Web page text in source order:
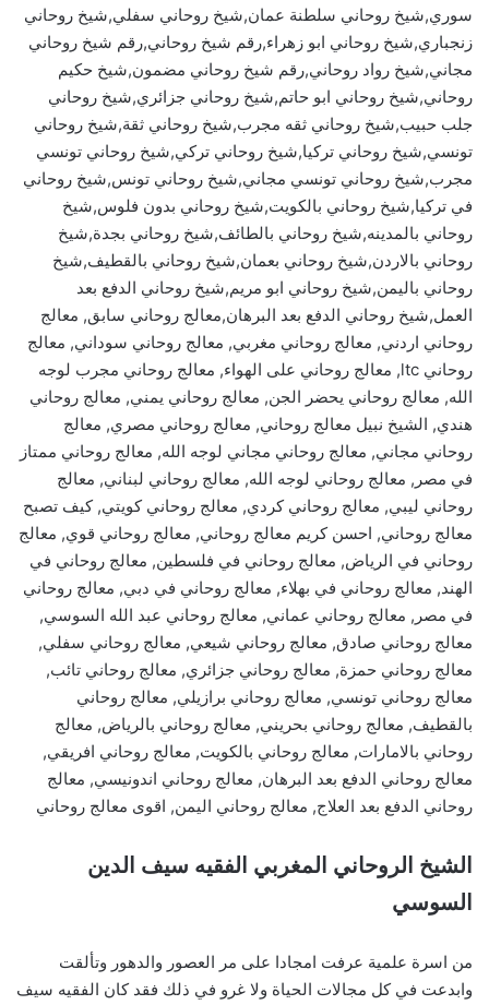
سوري,شيخ روحاني سلطنة عمان,شيخ روحاني سفلي,شيخ روحاني
زنجباري,شيخ روحاني ابو زهراء,رقم شيخ روحاني,رقم شيخ روحاني
مجاني,شيخ رواد روحاني,رقم شيخ روحاني مضمون,شيخ حكيم
روحاني,شيخ روحاني ابو حاتم,شيخ روحاني جزائري,شيخ روحاني
جلب حبيب,شيخ روحاني ثقه مجرب,شيخ روحاني ثقة,شيخ روحاني
تونسي,شيخ روحاني تركيا,شيخ روحاني تركي,شيخ روحاني تونسي
مجرب,شيخ روحاني تونسي مجاني,شيخ روحاني تونس,شيخ روحاني
في تركيا,شيخ روحاني بالكويت,شيخ روحاني بدون فلوس,شيخ
روحاني بالمدينه,شيخ روحاني بالطائف,شيخ روحاني بجدة,شيخ
روحاني بالاردن,شيخ روحاني بعمان,شيخ روحاني بالقطيف,شيخ
روحاني باليمن,شيخ روحاني ابو مريم,شيخ روحاني الدفع بعد
العمل,شيخ روحاني الدفع بعد البرهان,معالج روحاني سابق, معالج
روحاني اردني, معالج روحاني مغربي, معالج روحاني سوداني, معالج
روحاني ltc, معالج روحاني على الهواء, معالج روحاني مجرب لوجه
الله, معالج روحاني يحضر الجن, معالج روحاني يمني, معالج روحاني
هندي, الشيخ نبيل معالج روحاني, معالج روحاني مصري, معالج
روحاني مجاني, معالج روحاني مجاني لوجه الله, معالج روحاني ممتاز
في مصر, معالج روحاني لوجه الله, معالج روحاني لبناني, معالج
روحاني ليبي, معالج روحاني كردي, معالج روحاني كويتي, كيف تصبح
معالج روحاني, احسن كريم معالج روحاني, معالج روحاني قوي, معالج
روحاني في الرياض, معالج روحاني في فلسطين, معالج روحاني في
الهند, معالج روحاني في بهلاء, معالج روحاني في دبي, معالج روحاني
في مصر, معالج روحاني عماني, معالج روحاني عبد الله السوسي,
معالج روحاني صادق, معالج روحاني شيعي, معالج روحاني سفلي,
معالج روحاني حمزة, معالج روحاني جزائري, معالج روحاني تائب,
معالج روحاني تونسي, معالج روحاني برازيلي, معالج روحاني
بالقطيف, معالج روحاني بحريني, معالج روحاني بالرياض, معالج
روحاني بالامارات, معالج روحاني بالكويت, معالج روحاني افريقي,
معالج روحاني الدفع بعد البرهان, معالج روحاني اندونيسي, معالج
روحاني الدفع بعد العلاج, معالج روحاني اليمن, اقوى معالج روحاني
الشيخ الروحاني المغربي الفقيه سيف الدين
السوسي
من اسرة علمية عرفت امجادا على مر العصور والدهور وتألقت
وابدعت في كل مجالات الحياة ولا غرو في ذلك فقد كان الفقيه سيف